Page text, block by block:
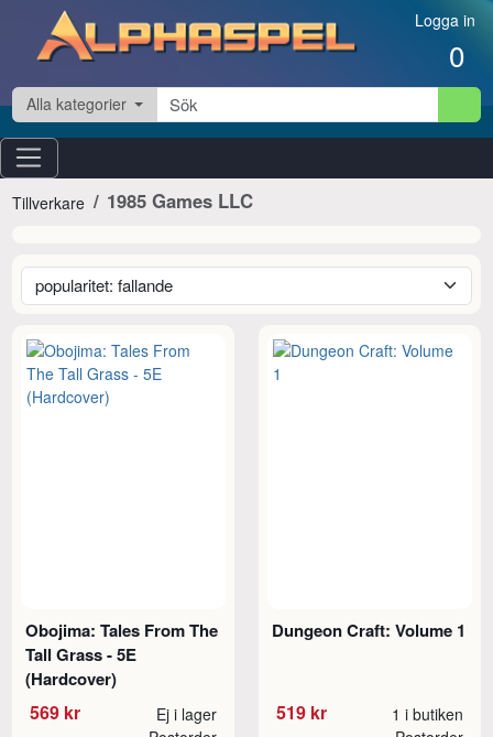
Hoppa till innehåll Logga in
0
Alla kategorier
Tillverkare 1985 Games LLC
Obojima: Tales From The
Tall Grass - 5E
(Hardcover)
569 kr Ej i lager
Dungeon Craft: Volume 1
519 kr 1 i butiken